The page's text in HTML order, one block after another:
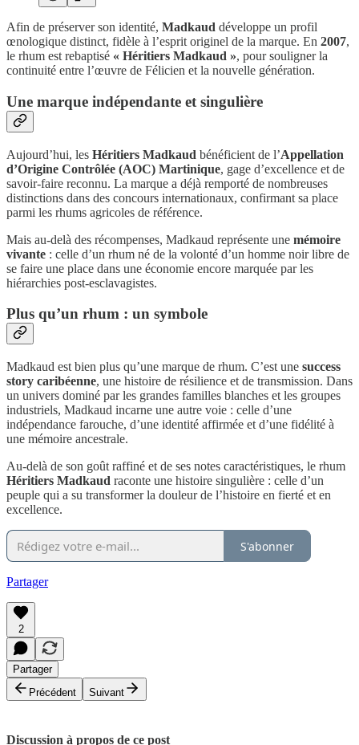
Afin de préserver son identité, Madkaud développe un profil
œnologique distinct, fidèle à l’esprit originel de la marque. En 2007,
le rhum est rebaptisé « Héritiers Madkaud », pour souligner la
continuité entre l’œuvre de Félicien et la nouvelle génération.
Une marque indépendante et singulière
Aujourd’hui, les Héritiers Madkaud bénéficient de l’Appellation
d’Origine Contrôlée (AOC) Martinique, gage d’excellence et de
savoir-faire reconnu. La marque a déjà remporté de nombreuses
distinctions dans des concours internationaux, confirmant sa place
parmi les rhums agricoles de référence.
Mais au-delà des récompenses, Madkaud représente une mémoire
vivante : celle d’un rhum né de la volonté d’un homme noir libre de
se faire une place dans une économie encore marquée par les
hiérarchies post-esclavagistes.
Plus qu’un rhum : un symbole
Madkaud est bien plus qu’une marque de rhum. C’est une success
story caribéenne, une histoire de résilience et de transmission. Dans
un univers dominé par les grandes familles blanches et les groupes
industriels, Madkaud incarne une autre voie : celle d’une
indépendance farouche, d’une identité affirmée et d’une fidélité à
une mémoire ancestrale.
Au-delà de son goût raffiné et de ses notes caractéristiques, le rhum
Héritiers Madkaud raconte une histoire singulière : celle d’un
peuple qui a su transformer la douleur de l’histoire en fierté et en
excellence.
S'abonner
Partager
2
Partager
Précédent
Suivant
Discussion à propos de ce post